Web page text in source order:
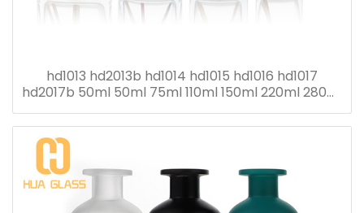
hd1013 hd2013b hd1014 hd1015 hd1016 hd1017
hd2017b 50ml 50ml 75ml 110ml 150ml 220ml 280ml
flacon diffuseur roseau